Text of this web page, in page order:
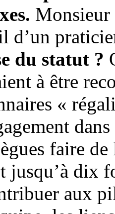
Monsieur
d’un
du statut ?
à être
«
faire
jusqu’à dix
aux